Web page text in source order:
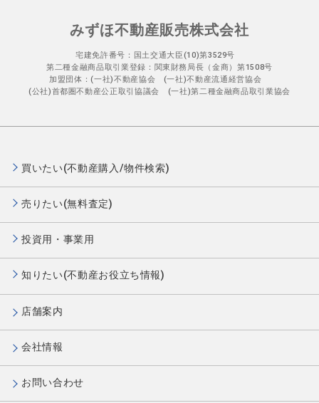
みずほ不動産販売株式会社
宅建免許番号：国土交通大臣(10)第3529号
第二種金融商品取引業登録：関東財務局長（金商）第1508号
加盟団体：(一社)不動産協会 (一社)不動産流通経営協会
(公社)首都圏不動産公正取引協議会 (一社)第二種金融商品取引業協会
買いたい(不動産購入/物件検索)
売りたい(無料査定)
投資用・事業用
知りたい(不動産お役立ち情報)
店舗案内
会社情報
お問い合わせ